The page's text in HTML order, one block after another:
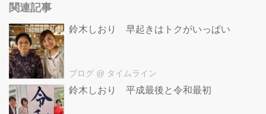
関連記事
鈴木しおり 早起きはトクがいっぱい
ブログ @ タイムライン
鈴木しおり 平成最後と令和最初